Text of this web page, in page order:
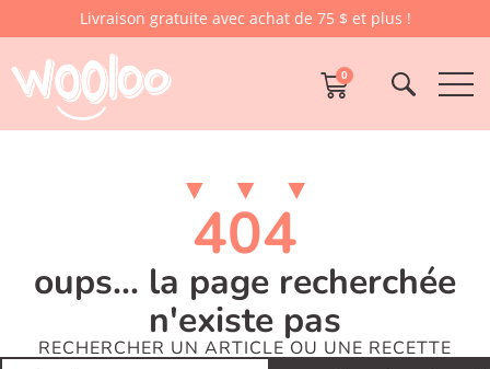
Livraison gratuite avec achat de 75 $ et plus !
0
404
oups... la page recherchée
n'existe pas
RECHERCHER UN ARTICLE OU UNE RECETTE